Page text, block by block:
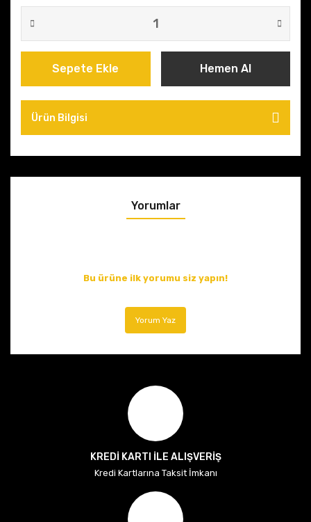
Sepete Ekle Hemen Al
Ürün Bilgisi
Yorumlar
Bu ürüne ilk yorumu siz yapın!
Yorum Yaz
KREDİ KARTI İLE ALIŞVERİŞ
Kredi Kartlarına Taksit İmkanı